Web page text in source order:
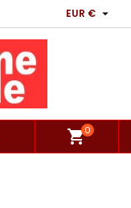
EUR € 
shopping_cart0